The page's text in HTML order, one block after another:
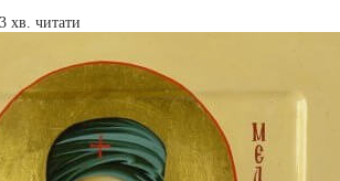
3 хв. читати